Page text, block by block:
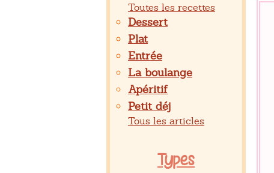
Toutes les recettes
Dessert
Plat
Entrée
La boulange
Apéritif
Petit déj
Tous les articles
Types